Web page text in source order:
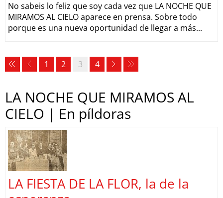
No sabeis lo feliz que soy cada vez que LA NOCHE QUE
MIRAMOS AL CIELO aparece en prensa. Sobre todo
porque es una nueva oportunidad de llegar a más...
1 2 3 4
LA NOCHE QUE MIRAMOS AL
CIELO | En píldoras
LA FIESTA DE LA FLOR, la de la